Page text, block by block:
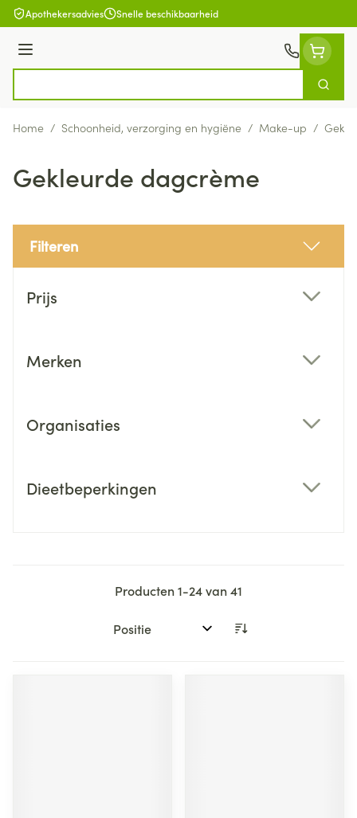
Ga naar de inhoud
Apothekersadvies Snelle beschikbaarheid
Menu
Zoek
Home / Schoonheid, verzorging en hygiëne / Make-up /
Gekleurde dagcrème
Filteren
Prijs
Merken
Organisaties
Dieetbeperkingen
Producten1-24van41
Sorteer op: